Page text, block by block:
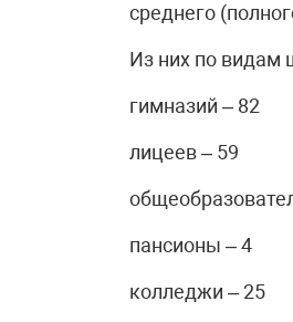
среднего
Из них по видам
гимназий – 82
лицеев – 59
пансионы – 4
колледжи – 25